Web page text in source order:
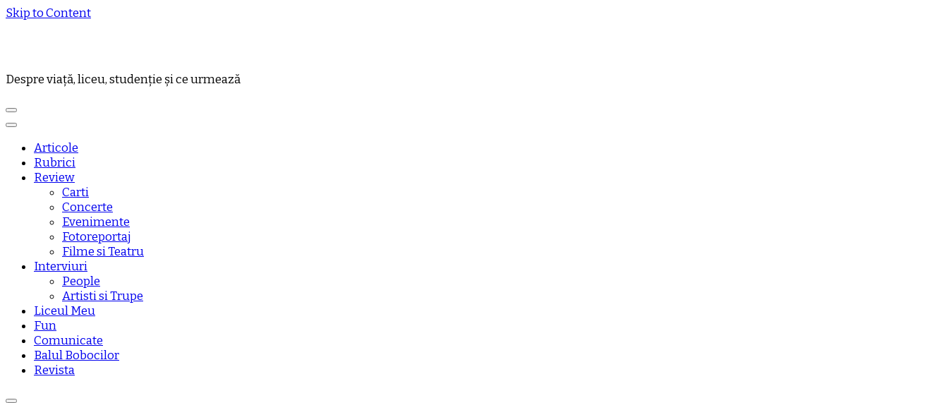
Skip to Content
Despre viață, liceu, studenție și ce urmează
Articole
Rubrici
Review
Carti
Concerte
Evenimente
Fotoreportaj
Filme si Teatru
Interviuri
People
Artisti si Trupe
Liceul Meu
Fun
Comunicate
Balul Bobocilor
Revista